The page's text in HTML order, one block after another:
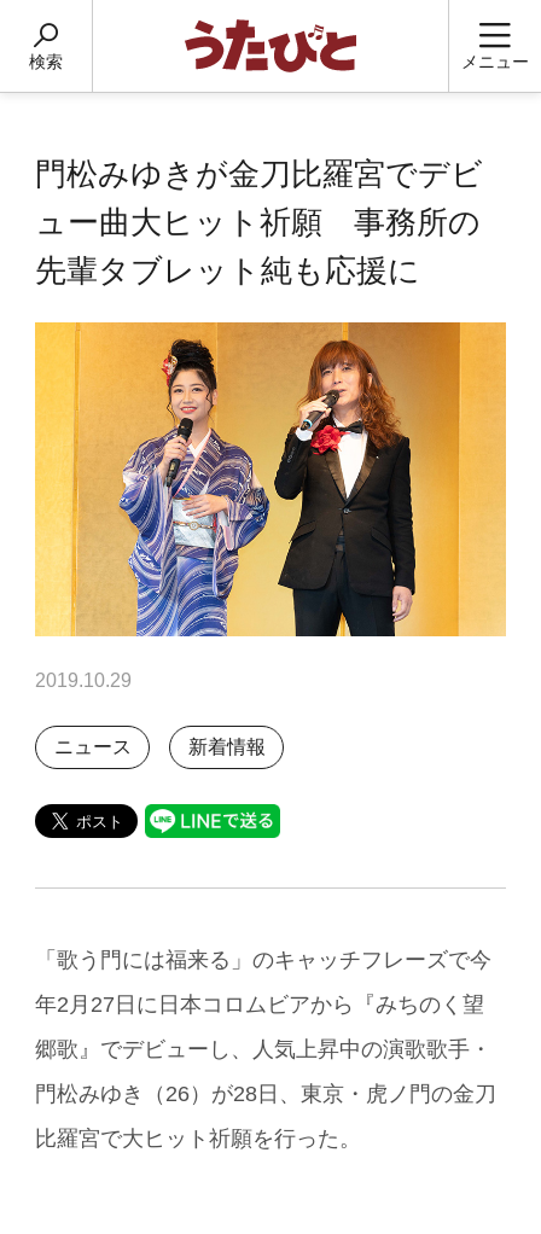
検索 メニュー
門松みゆきが金刀比羅宮でデビ
ュー曲大ヒット祈願 事務所の
先輩タブレット純も応援に
2019.10.29
ニュース 新着情報
「歌う門には福来る」のキャッチフレーズで今
年2月27日に日本コロムビアから『みちのく望
郷歌』でデビューし、人気上昇中の演歌歌手・
門松みゆき（26）が28日、東京・虎ノ門の金刀
比羅宮で大ヒット祈願を行った。